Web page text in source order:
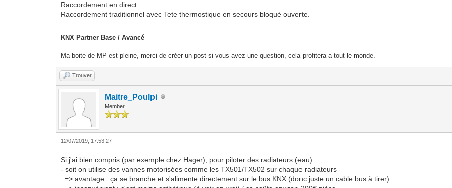
Raccordement en direct
Raccordement traditionnel avec Tete thermostique en secours bloqué ouverte.
KNX Partner Base / Avancé
Ma boite de MP est pleine, merci de créer un post si vous avez une question, cela profitera a tout le monde.
Trouver
Maitre_Poulpi
Member
12/07/2019, 17:53:27
Si j'ai bien compris (par exemple chez Hager), pour piloter des radiateurs (eau) :
- soit on utilise des vannes motorisées comme les TX501/TX502 sur chaque radiateurs
=> avantage : ça se branche et s'alimente directement sur le bus KNX (donc juste un cable bus à tirer)